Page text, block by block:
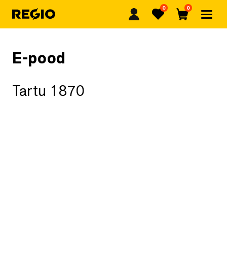
Regio Lemmikud
0
Ostukorv
0
E-pood
Tartu 1870